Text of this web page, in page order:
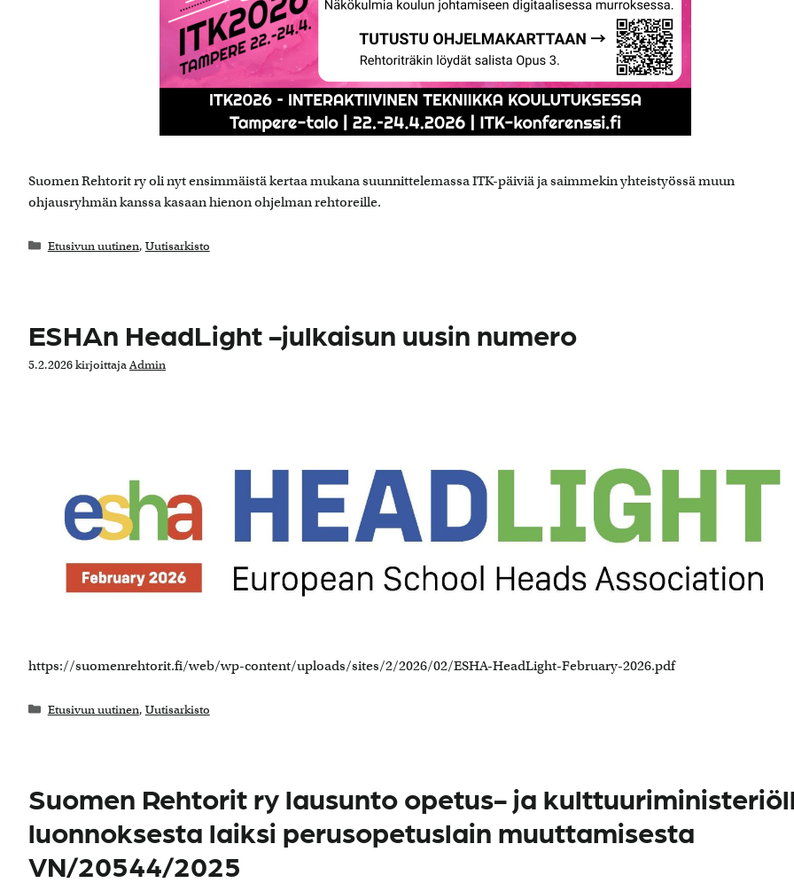
Suomen Rehtorit ry oli nyt ensimmäistä kertaa mukana suunnittelemassa ITK-päiviä ja saimmekin yhteistyössä muun
ohjausryhmän kanssa kasaan hienon ohjelman rehtoreille.
Kategoriat
Etusivun uutinen, Uutisarkisto
ESHAn HeadLight -julkaisun uusin numero
5.2.2026kirjoittajaAdmin
https://suomenrehtorit.fi/web/wp-content/uploads/sites/2/2026/02/ESHA-HeadLight-February-2026.pdf
Kategoriat
Etusivun uutinen, Uutisarkisto
Suomen Rehtorit ry lausunto opetus- ja
luonnoksesta laiksi perusopetuslain muuttamisesta
VN/20544/2025